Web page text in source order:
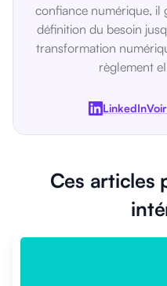
confiance numérique, il
définition du besoin
transformation
règlement
LinkedIn
Ces articles